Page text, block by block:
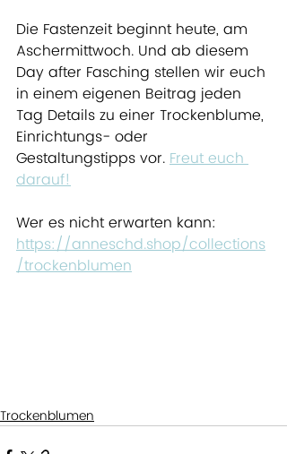
Die Fastenzeit beginnt heute, am
Aschermittwoch. Und ab diesem
Day after Fasching stellen wir euch
in einem eigenen Beitrag jeden
Tag Details zu einer Trockenblume,
Einrichtungs- oder
Gestaltungstipps vor. Freut euch
darauf!
Wer es nicht erwarten kann:
https://anneschd.shop/collections
/trockenblumen
Trockenblumen